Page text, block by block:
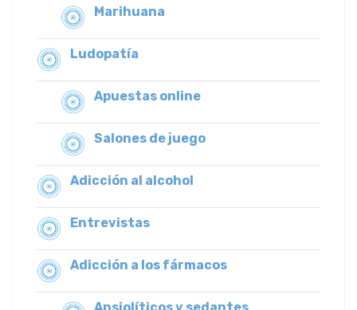
Marihuana
Ludopatía
Apuestas online
Salones de juego
Adicción al alcohol
Entrevistas
Adicción a los fármacos